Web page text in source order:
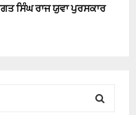
ਸਿੰਘ ਰਾਜ ਯੁਵਾ ਪੁਰਸਕਾਰ